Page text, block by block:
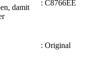
damit
: C8766EE
: Original